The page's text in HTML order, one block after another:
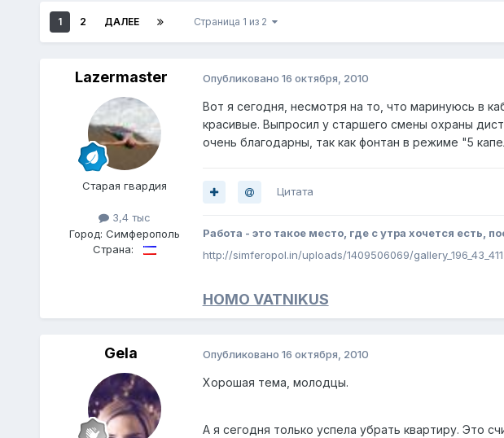
1 2 ДАЛЕЕ Страница 1 из 2
Lazermaster
Старая гвардия
3,4 тыс
Город: Симферополь
Страна:
Опубликовано 16 октября, 2010
Вот я сегодня, несмотря на то, что маринуюсь в
красивые. Выпросил у старшего смены охраны
очень благодарны, так как фонтан в режиме "5
Цитата
Работа - это такое место, где с утра хочется есть,
http://simferopol.in/uploads/1409506069/
HOMO VATNIKUS
Gela Опубликовано 16 октября, 2010
Хорошая тема, молодцы.
А я сегодня только успела убрать квартиру. Это